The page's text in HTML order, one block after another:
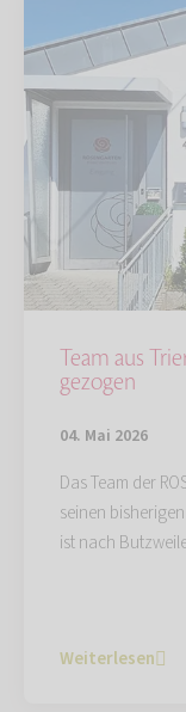
Team aus
gezogen
04. Mai 2026
Das Team der
seinen
ist nach
Weiterlesen